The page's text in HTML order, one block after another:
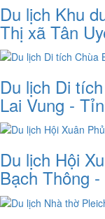
Du lịch Khu
Thị xã Tân
Du lịch Di
Lai Vung -
Du lịch Hội
Bạch Thông